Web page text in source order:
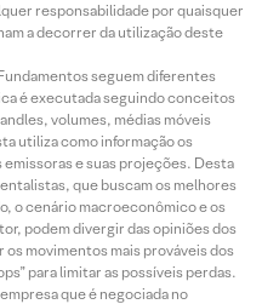
responsabilidade por quaisquer
a decorrer da utilização deste
seguem diferentes
é executada seguindo conceitos
volumes, médias móveis
utiliza como informação os
e suas projeções. Desta
que buscam os melhores
o cenário macroeconômico e os
podem divergir das opiniões dos
movimentos mais prováveis dos
para limitar as possíveis perdas.
que é negociada no